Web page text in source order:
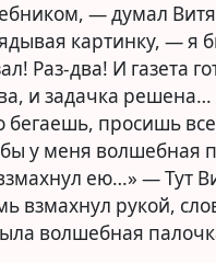
— думал
картинку, — я
Раз-два! И газета
и задачка решена…
бегаешь, просишь
у меня волшебная
ею…» — Тут
взмахнул рукой,
волшебная